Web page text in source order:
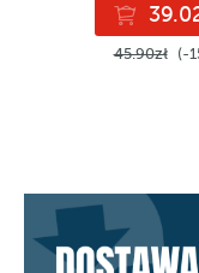
18. -
WSZYSTKO
21. - JA TU
45.90zł (-